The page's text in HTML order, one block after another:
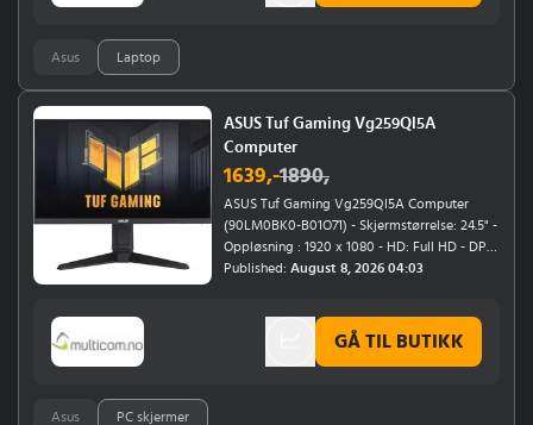
Asus Laptop
ASUS Tuf Gaming Vg259Ql5A
Computer
1639,-1890,
ASUS Tuf Gaming Vg259Ql5A Computer
(90LM0BK0-B01O71) - Skjermstørrelse: 24.5" -
Oppløsning : 1920 x 1080 - HD: Full HD - DP: 1
- HDMI: 2 - Berøringsskjerm: Nei - Høyttalere:
Energieffektivitetsklasse: E -
Published: August 8, 2026 04:03
Asus PC skjermer
GÅ TIL BUTIKK